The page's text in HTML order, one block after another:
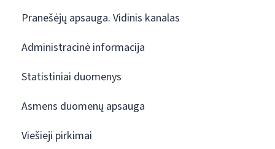
Pranešėjų apsauga. Vidinis kanalas
Administracinė informacija
Statistiniai duomenys
Asmens duomenų apsauga
Viešieji pirkimai